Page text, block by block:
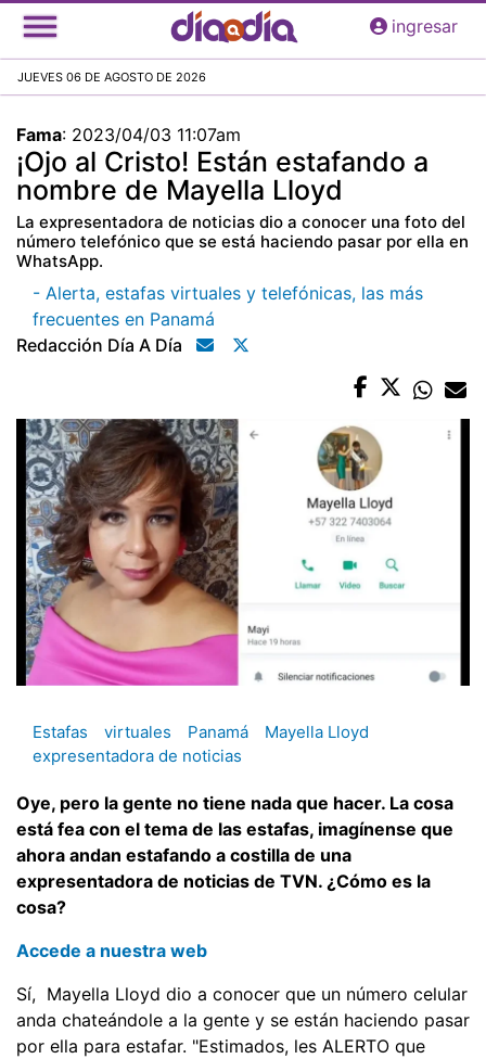
Pasar
al
principal
ingresar
JUEVES 06 DE AGOSTO DE 2026
Fama: 2023/04/03 11:07am
¡Ojo al Cristo! Están estafando a
nombre de Mayella Lloyd
La expresentadora de noticias dio a conocer una foto del
número telefónico que se está haciendo pasar por ella en
WhatsApp.
- Alerta, estafas virtuales y telefónicas, las más
frecuentes en Panamá
Redacción Día A Día
Estafas virtuales Panamá
Mayella Lloyd
expresentadora de noticias
Oye, pero la gente no tiene nada que hacer. La cosa
está fea con el tema de las estafas, imagínense que
ahora andan estafando a costilla de una
expresentadora de noticias de TVN. ¿Cómo es la
cosa?
Accede a nuestra web
Sí, Mayella Lloyd dio a conocer que un número celular
anda chateándole a la gente y se están haciendo pasar
por ella para estafar. "Estimados, les ALERTO que